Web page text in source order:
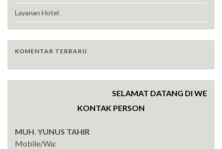
Layanan Hotel
KOMENTAR TERBARU
SELAMAT DATANG DI
KONTAK PERSON
MUH. YUNUS TAHIR
Mobile/Wa: